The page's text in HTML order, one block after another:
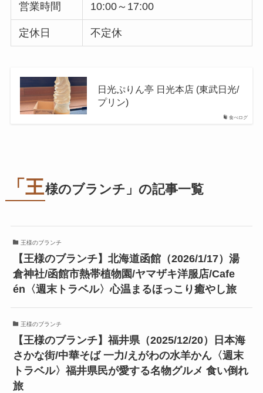
営業時間 10:00～17:00
定休日 不定休
食べログ
日光ぷりん亭 日光本店 (東武日光/
プリン)
「王様のブランチ」の記事一覧
王様のブランチ
【王様のブランチ】北海道函館（2026/1/17）湯
倉神社/函館市熱帯植物園/ヤマザキ洋服店/Cafe
én〈週末トラベル〉心温まるほっこり癒やし旅
王様のブランチ
【王様のブランチ】福井県（2025/12/20）日本海
さかな街/中華そば 一力/えがわの水羊かん〈週末
トラベル〉福井県民が愛する名物グルメ 食い倒れ
旅